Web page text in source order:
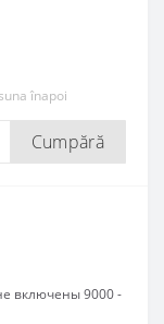
înapoi
Cumpără
включены 9000 -